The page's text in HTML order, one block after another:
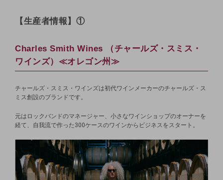
【生産者情報】①
Charles Smith Wines （チャールズ・スミス・
ワインズ）≪オレゴン州≫
チャールズ・スミス・ワインズは初代ワインメーカーのチャールズ・ス
ミス創設のブランドです。
元はロックバンドのマネージャー、小さなワインショップのオーナーを
経て、自我流で作った300ケースのワインからビジネスをスタート。